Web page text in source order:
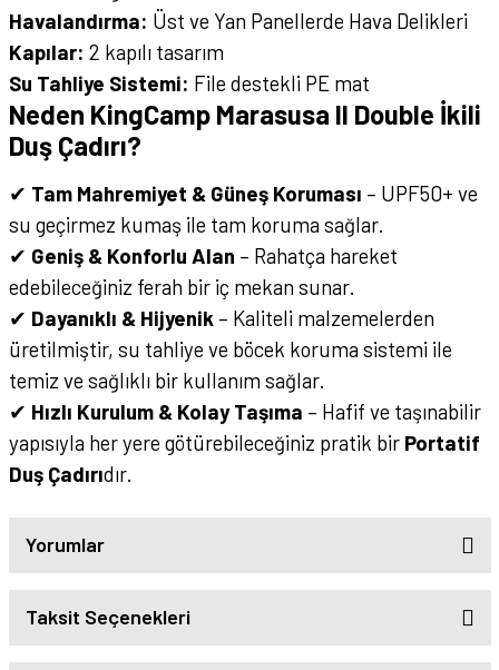
Havalandırma: Üst ve Yan Panellerde Hava Delikleri
Kapılar: 2 kapılı tasarım
Su Tahliye Sistemi: File destekli PE mat
Neden KingCamp Marasusa II Double İkili
Duş Çadırı?
✔ Tam Mahremiyet & Güneş Koruması – UPF50+ ve
su geçirmez kumaş ile tam koruma sağlar.
✔ Geniş & Konforlu Alan – Rahatça hareket
edebileceğiniz ferah bir iç mekan sunar.
✔ Dayanıklı & Hijyenik – Kaliteli malzemelerden
üretilmiştir, su tahliye ve böcek koruma sistemi ile
temiz ve sağlıklı bir kullanım sağlar.
✔ Hızlı Kurulum & Kolay Taşıma – Hafif ve taşınabilir
yapısıyla her yere götürebileceğiniz pratik bir Portatif
Duş Çadırıdır.
Yorumlar
Taksit Seçenekleri